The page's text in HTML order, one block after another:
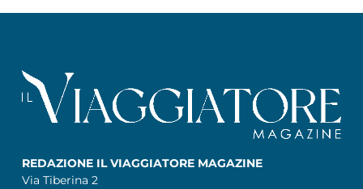
REDAZIONE IL VIAGGIATORE MAGAZINE
Via Tiberina 2